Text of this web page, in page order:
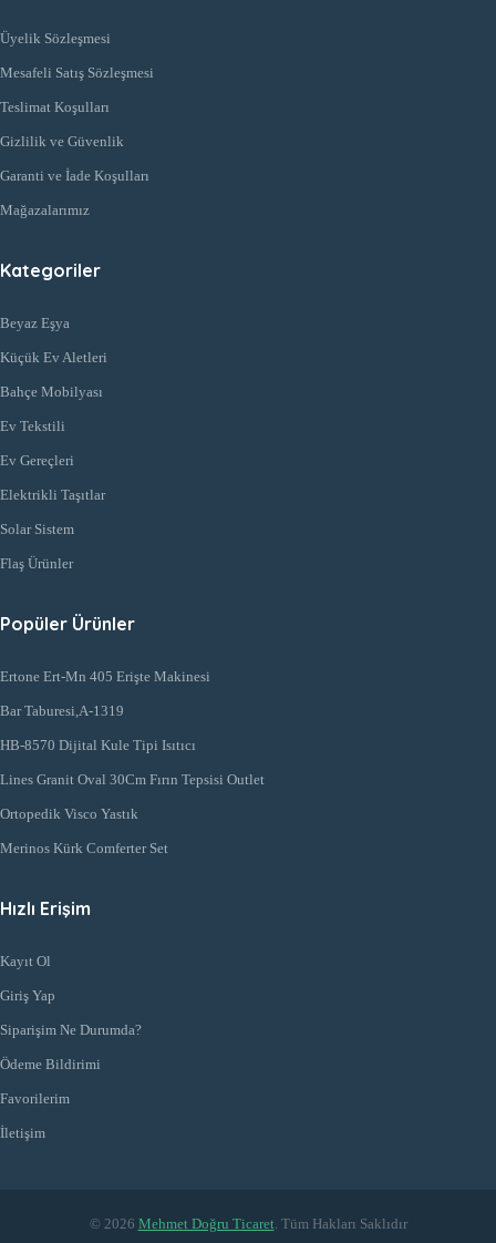
Üyelik Sözleşmesi
Mesafeli Satış Sözleşmesi
Teslimat Koşulları
Gizlilik ve Güvenlik
Garanti ve İade Koşulları
Mağazalarımız
Kategoriler
Beyaz Eşya
Küçük Ev Aletleri
Bahçe Mobilyası
Ev Tekstili
Ev Gereçleri
Elektrikli Taşıtlar
Solar Sistem
Flaş Ürünler
Popüler Ürünler
Ertone Ert-Mn 405 Erişte Makinesi
Bar Taburesi,A-1319
HB-8570 Dijital Kule Tipi Isıtıcı
Lines Granit Oval 30Cm Fırın Tepsisi Outlet
Ortopedik Visco Yastık
Merinos Kürk Comferter Set
Hızlı Erişim
Kayıt Ol
Giriş Yap
Siparişim Ne Durumda?
Ödeme Bildirimi
Favorilerim
İletişim
© 2026 Mehmet Doğru Ticaret. Tüm Hakları Saklıdır